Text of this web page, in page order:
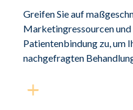
Greifen Sie auf
Marketingressourcen
Patientenbindung zu, um
nachgefragten